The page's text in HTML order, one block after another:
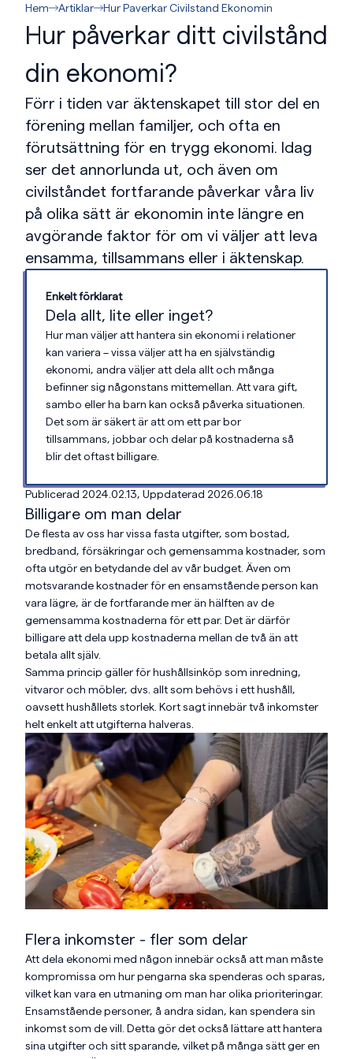
Hem Artiklar Hur Paverkar Civilstand Ekonomin
Hur påverkar ditt civilstånd
din ekonomi?
Förr i tiden var äktenskapet till stor del en
förening mellan familjer, och ofta en
förutsättning för en trygg ekonomi. Idag
ser det annorlunda ut, och även om
civilståndet fortfarande påverkar våra liv
på olika sätt är ekonomin inte längre en
avgörande faktor för om vi väljer att leva
ensamma, tillsammans eller i äktenskap.
Enkelt förklarat
Dela allt, lite eller inget?
Hur man väljer att hantera sin ekonomi i relationer
kan variera – vissa väljer att ha en självständig
ekonomi, andra väljer att dela allt och många
befinner sig någonstans mittemellan. Att vara gift,
sambo eller ha barn kan också påverka situationen.
Det som är säkert är att om ett par bor
tillsammans, jobbar och delar på kostnaderna så
blir det oftast billigare.
Publicerad 2024.02.13, Uppdaterad 2026.06.18
Billigare om man delar
De flesta av oss har vissa fasta utgifter, som bostad,
bredband, försäkringar och gemensamma kostnader, som
ofta utgör en betydande del av vår budget. Även om
motsvarande kostnader för en ensamstående person kan
vara lägre, är de fortfarande mer än hälften av de
gemensamma kostnaderna för ett par. Det är därför
billigare att dela upp kostnaderna mellan de två än att
betala allt själv.
Samma princip gäller för hushållsinköp som inredning,
vitvaror och möbler, dvs. allt som behövs i ett hushåll,
oavsett hushållets storlek. Kort sagt innebär två inkomster
helt enkelt att utgifterna halveras.
Flera inkomster - fler som delar
Att dela ekonomi med någon innebär också att man måste
kompromissa om hur pengarna ska spenderas och sparas,
vilket kan vara en utmaning om man har olika prioriteringar.
Ensamstående personer, å andra sidan, kan spendera sin
inkomst som de vill. Detta gör det också lättare att hantera
sina utgifter och sitt sparande, vilket på många sätt ger en